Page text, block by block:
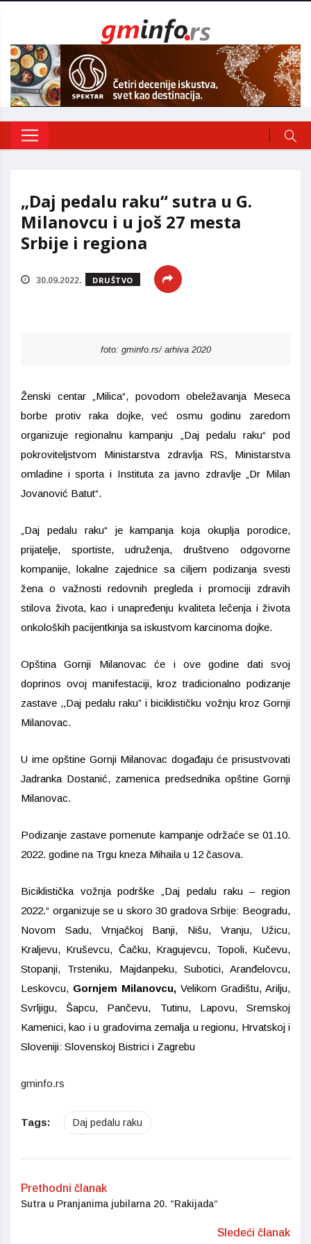
„Daj pedalu raku“ sutra u G.
Milanovcu i u još 27 mesta
Srbije i regiona
30.09.2022. DRUŠTVO
foto: gminfo.rs/ arhiva 2020
Ženski centar „Milica“, povodom obeležavanja Meseca
borbe protiv raka dojke, već osmu godinu zaredom
organizuje regionalnu kampanju „Daj pedalu raku“ pod
pokroviteljstvom Ministarstva zdravlja RS, Ministarstva
omladine i sporta i Instituta za javno zdravlje „Dr Milan
Jovanović Batut“.
„Daj pedalu raku“ je kampanja koja okuplja porodice,
prijatelje, sportiste, udruženja, društveno odgovorne
kompanije, lokalne zajednice sa ciljem podizanja svesti
žena o važnosti redovnih pregleda i promociji zdravih
stilova života, kao i unapređenju kvaliteta lečenja i života
onkoloških pacijentkinja sa iskustvom karcinoma dojke.
Opština Gornji Milanovac će i ove godine dati svoj
doprinos ovoj manifestaciji, kroz tradicionalno podizanje
zastave ,,Daj pedalu raku” i biciklističku vožnju kroz Gornji
Milanovac.
U ime opštine Gornji Milanovac događaju će prisustvovati
Jadranka Dostanić, zamenica predsednika opštine Gornji
Milanovac.
Podizanje zastave pomenute kampanje održaće se 01.10.
2022. godine na Trgu kneza Mihaila u 12 časova.
Biciklistička vožnja podrške „Daj pedalu raku – region
2022.“ organizuje se u skoro 30 gradova Srbije: Beogradu,
Novom Sadu, Vrnjačkoj Banji, Nišu, Vranju, Užicu,
Kraljevu, Kruševcu, Čačku, Kragujevcu, Topoli, Kučevu,
Stopanji, Trsteniku, Majdanpeku, Subotici, Aranđelovcu,
Leskovcu, Gornjem Milanovcu, Velikom Gradištu, Arilju,
Svrljigu, Šapcu, Pančevu, Tutinu, Lapovu, Sremskoj
Kamenici, kao i u gradovima zemalja u regionu, Hrvatskoj i
Sloveniji: Slovenskoj Bistrici i Zagrebu
gminfo.rs
Tags: Daj pedalu raku
Prethodni članak
Sutra u Pranjanima jubilarna 20. “Rakijada“
Sledeći članak